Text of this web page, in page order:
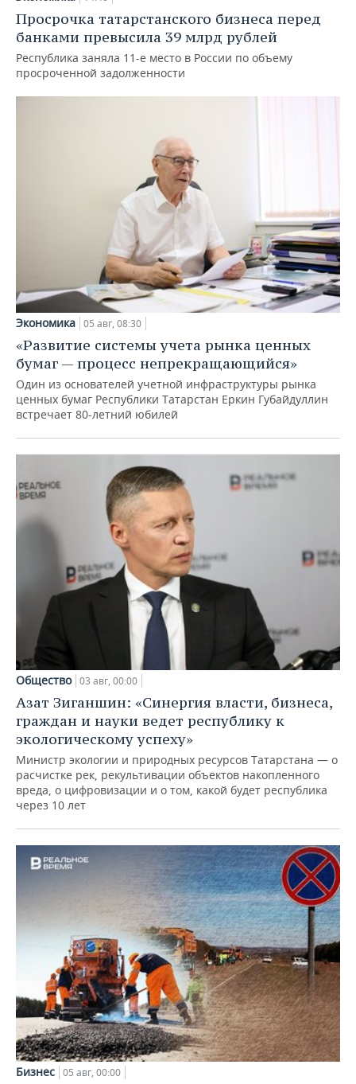
Просрочка татарстанского бизнеса перед
банками превысила 39 млрд рублей
Республика заняла 11-е место в России по объему
просроченной задолженности
Экономика 05 авг, 08:30
«Развитие системы учета рынка ценных
бумаг — процесс непрекращающийся»
Один из основателей учетной инфраструктуры рынка
ценных бумаг Республики Татарстан Еркин Губайдуллин
встречает 80-летний юбилей
Общество 03 авг, 00:00
Азат Зиганшин: «Синергия власти, бизнеса,
граждан и науки ведет республику к
экологическому успеху»
Министр экологии и природных ресурсов Татарстана — о
расчистке рек, рекультивации объектов накопленного
вреда, о цифровизации и о том, какой будет республика
через 10 лет
Бизнес 05 авг, 00:00